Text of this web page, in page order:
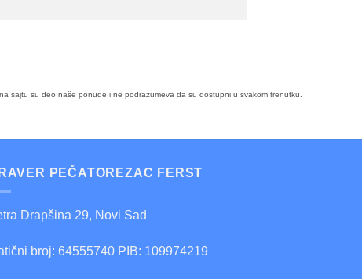
sajtu su deo naše ponude i ne podrazumeva da su dostupni u svakom trenutku.
PEČATOREZAC FERST
Drapšina 29, Novi Sad
broj: 64555740 PIB: 109974219